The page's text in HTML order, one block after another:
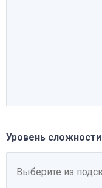
Уровень сложности